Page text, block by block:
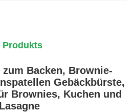
Produkts
Backen, Brownie-
Gebäckbürste,
Brownies, Kuchen und
Lasagne